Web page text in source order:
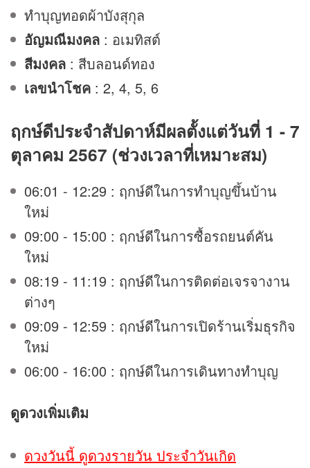
ทำบุญทอดผ้าบังสุกุล
อัญมณีมงคล : อเมทิสต์
สีมงคล : สีบลอนด์ทอง
เลขนำโชค : 2, 4, 5, 6
ฤกษ์ดีประจำสัปดาห์มีผลตั้งแต่วันที่ 1 - 7
ตุลาคม 2567 (ช่วงเวลาที่เหมาะสม)
06:01 - 12:29 : ฤกษ์ดีในการทำบุญขึ้นบ้าน
ใหม่
09:00 - 15:00 : ฤกษ์ดีในการซื้อรถยนต์คัน
ใหม่
08:19 - 11:19 : ฤกษ์ดีในการติดต่อเจรจางาน
ต่างๆ
09:09 - 12:59 : ฤกษ์ดีในการเปิดร้านเริ่มธุรกิจ
ใหม่
06:00 - 16:00 : ฤกษ์ดีในการเดินทางทำบุญ
ดูดวงเพิ่มเติม
ดวงวันนี้ ดูดวงรายวัน ประจำวันเกิด